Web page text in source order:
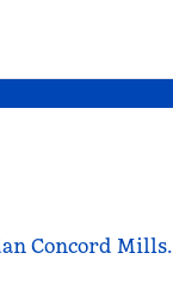
Concord Mills.